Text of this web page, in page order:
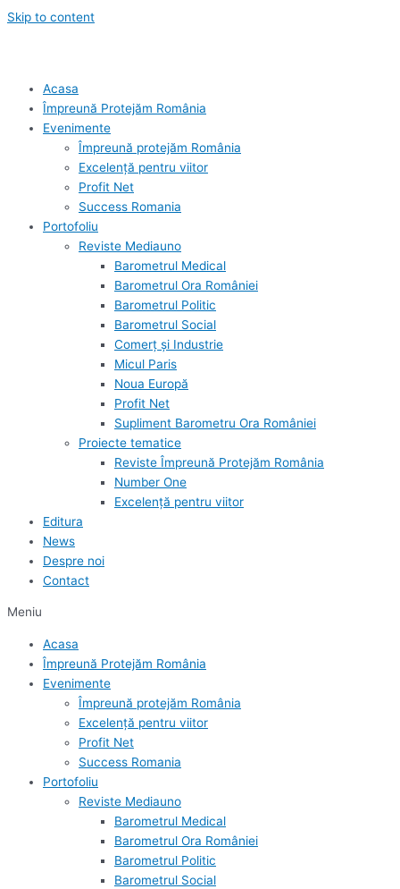
Skip to content
Acasa
Împreună Protejăm România
Evenimente
Împreună protejăm România
Excelență pentru viitor
Profit Net
Success Romania
Portofoliu
Reviste Mediauno
Barometrul Medical
Barometrul Ora României
Barometrul Politic
Barometrul Social
Comerț și Industrie
Micul Paris
Noua Europă
Profit Net
Supliment Barometru Ora României
Proiecte tematice
Reviste Împreună Protejăm România
Number One
Excelență pentru viitor
Editura
News
Despre noi
Contact
Meniu
Acasa
Împreună Protejăm România
Evenimente
Împreună protejăm România
Excelență pentru viitor
Profit Net
Success Romania
Portofoliu
Reviste Mediauno
Barometrul Medical
Barometrul Ora României
Barometrul Politic
Barometrul Social